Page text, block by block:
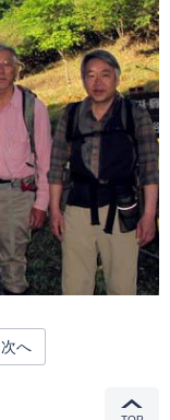
次へ